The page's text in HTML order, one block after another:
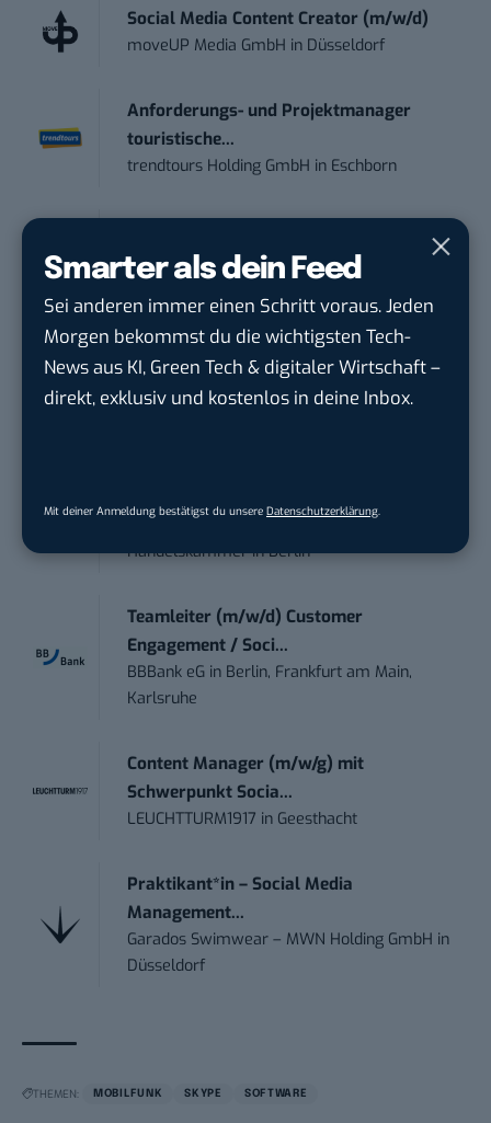
Smarter als dein Feed
Sei anderen immer einen Schritt voraus. Jeden
Morgen bekommst du die wichtigsten Tech-
News aus KI, Green Tech & digitaler Wirtschaft –
direkt, exklusiv und kostenlos in deine Inbox.
Mit deiner Anmeldung bestätigst du unsere Datenschutzerklärung.
Social Media Content Creator (m/w/d)
moveUP Media GmbH in Düsseldorf
Anforderungs- und Projektmanager
touristische...
trendtours Holding GmbH in Eschborn
Engagement / Soc...
Karlsruhe
Senior ASIC Digital Lead – ATPG & M...
Bosch GruppeinReutlingen
HandelskammerinBerlin
Teamleiter (m/w/d) Customer
Engagement / Soci...
BBBank eG in Berlin, Frankfurt am Main,
Karlsruhe
Content Manager (m/w/g) mit
Schwerpunkt Socia...
LEUCHTTURM1917 in Geesthacht
Praktikant*in – Social Media
Management...
Garados Swimwear – MWN Holding GmbH in
Düsseldorf
THEMEN: MOBILFUNK SKYPE SOFTWARE